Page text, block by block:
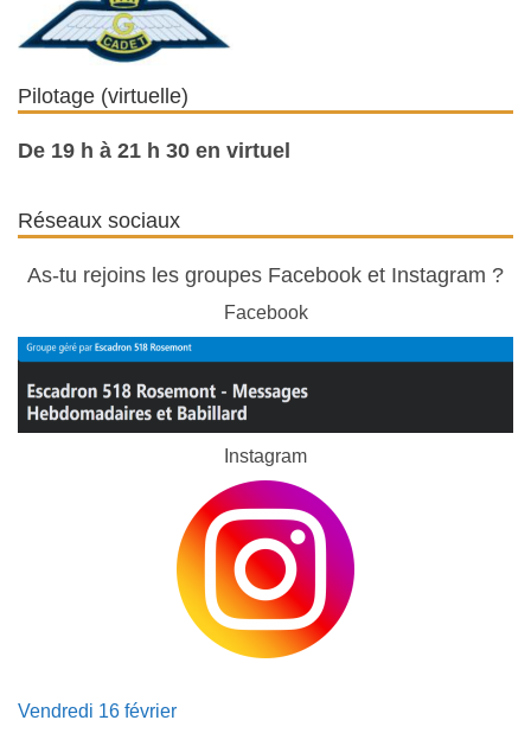
Pilotage (virtuelle)
De 19 h à 21 h 30 en virtuel
Réseaux sociaux
As-tu rejoins les groupes Facebook et Instagram ?
Facebook
Instagram
Vendredi 16 février